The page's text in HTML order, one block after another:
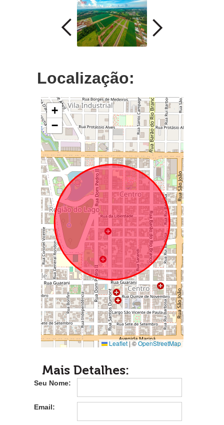
Localização:
+
−
Leaflet |©OpenStreetMap
Mais Detalhes:
Seu Nome:
Email: